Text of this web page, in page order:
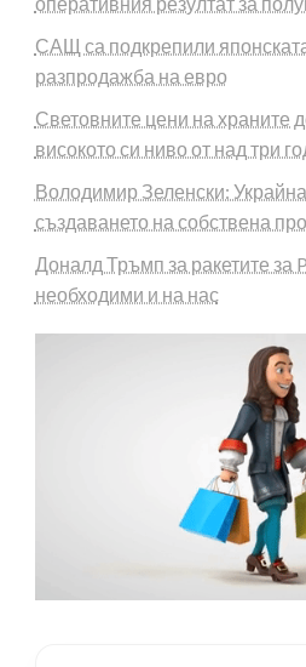
САЩ са подкрепили
разпродажба на евро
Световните цени на храните
високото си ниво от над три
Володимир Зеленски:
създаването на собствена
Доналд Тръмп за ракетите за
необходими и на нас